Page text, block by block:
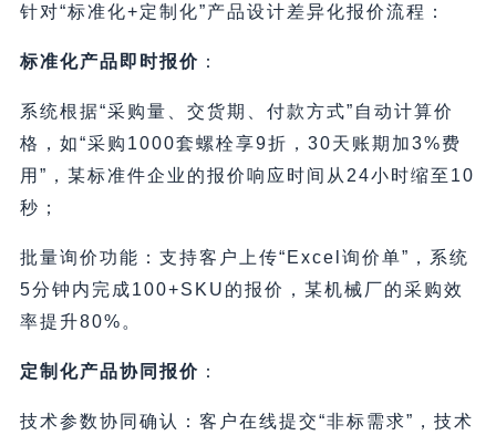
针对“标准化+定制化”产品设计差异化报价流程：
标准化产品即时报价 ：
系统根据“采购量、交货期、付款方式”自动计算价
格，如“采购1000套螺栓享9折，30天账期加3%费
用”，某标准件企业的报价响应时间从24小时缩至10
秒；
批量询价功能：支持客户上传“Excel询价单”，系统
5分钟内完成100+SKU的报价，某机械厂的采购效
率提升80%。
定制化产品协同报价 ：
技术参数协同确认：客户在线提交“非标需求”，技术